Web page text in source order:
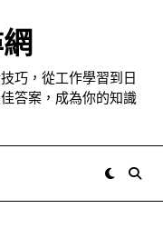
巧，從工作學習到日
答案，成為你的知識